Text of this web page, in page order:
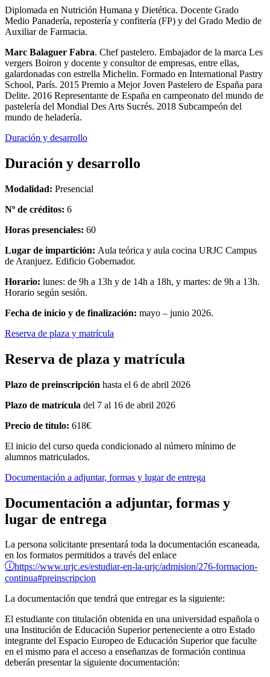
Diplomada en Nutrición Humana y Dietética. Docente Grado
Medio Panadería, repostería y confitería (FP) y del Grado Medio de
Auxiliar de Farmacia.
Marc Balaguer Fabra. Chef pastelero. Embajador de la marca Les
vergers Boiron y docente y consultor de empresas, entre ellas,
galardonadas con estrella Michelin. Formado en International Pastry
School, París. 2015 Premio a Mejor Joven Pastelero de España para
Delite. 2016 Representante de España en campeonato del mundo de
pastelería del Mondial Des Arts Sucrés. 2018 Subcampeón del
mundo de heladería.
Duración y desarrollo
Duración y desarrollo
Modalidad: Presencial
Nº de créditos: 6
Horas presenciales: 60
Lugar de impartición: Aula teórica y aula cocina URJC Campus
de Aranjuez. Edificio Gobernador.
Horario: lunes: de 9h a 13h y de 14h a 18h, y martes: de 9h a 13h.
Horario según sesión.
Fecha de inicio y de finalización: mayo – junio 2026.
Reserva de plaza y matrícula
Reserva de plaza y matrícula
Plazo de preinscripción hasta el 6 de abril 2026
Plazo de matrícula del 7 al 16 de abril 2026
Precio de título: 618€
El inicio del curso queda condicionado al número mínimo de
alumnos matriculados.
Documentación a adjuntar, formas y lugar de entrega
Documentación a adjuntar, formas y
lugar de entrega
La persona solicitante presentará toda la documentación escaneada,
en los formatos permitidos a través del enlace
https://www.urjc.es/estudiar-en-la-urjc/admision/276-formacion-
continua#preinscripcion
La documentación que tendrá que entregar es la siguiente:
El estudiante con titulación obtenida en una universidad española o
una Institución de Educación Superior perteneciente a otro Estado
integrante del Espacio Europeo de Educación Superior que faculte
en el mismo para el acceso a enseñanzas de formación continua
deberán presentar la siguiente documentación: